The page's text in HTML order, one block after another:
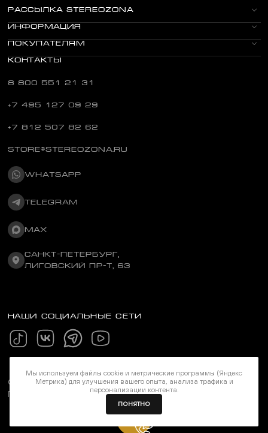
РАССЫЛКА STEREOZONA
ИНФОРМАЦИЯ
ПОКУПАТЕЛЯМ
КОНТАКТЫ
8 800 551 21 31
+7 495 127 09 29
+7 812 507 82 62
STORE@STEREOZONA.RU
WHATSAPP
TELEGRAM
MAX
САНКТ-ПЕТЕРБУРГ,
ЛИГОВСКИЙ ПР-Т, 63
НАШИ СОЦИАЛЬНЫЕ СЕТИ
©Stereozona 2026. Все права защищены
Политика конфиденциальности
Мы используем файлы cookie и метрические программы (Яндекс
Метрика) для улучшения вашего опыта, анализа трафика и
персонализации контента.
ПОНЯТНО